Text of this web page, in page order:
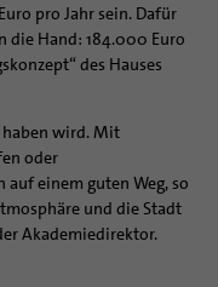
in Deutschland
pro Jahr sein. Dafür
die Hand: 184.000 Euro
des Hauses
haben wird. Mit
oder
auf einem guten Weg, so
und die Stadt
Akademiedirektor.